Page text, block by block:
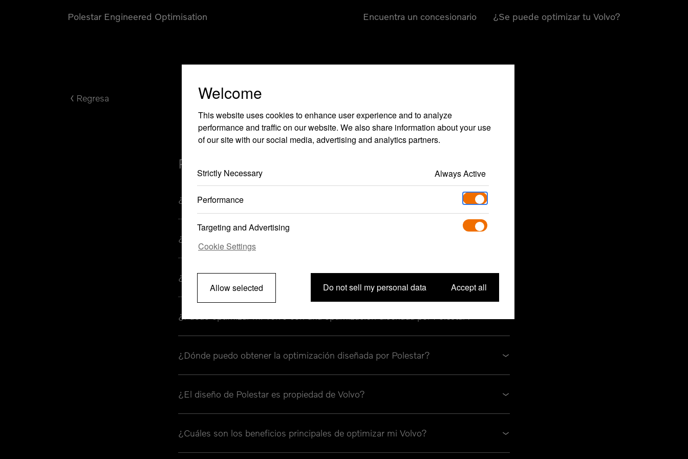
Polestar Engineered Optimisation Encuentra un concesionario ¿Se puede optimizar tu Volvo?
Regresa
Preguntas frecuentes
¿Qué es el diseño Polestar?
¿Qué son las optimizaciones diseñadas por Polestar?
¿Cuánto cuesta una optimización diseñada por Polestar?
¿Puedo optimizar mi Volvo con una optimización diseñada por Polestar?
¿Dónde puedo obtener la optimización diseñada por Polestar?
¿El diseño de Polestar es propiedad de Volvo?
¿Cuáles son los beneficios principales de optimizar mi Volvo?
Welcome
This website uses cookies to enhance user experience and to analyze
performance and traffic on our website. We also share information about your use
of our site with our social media, advertising and analytics partners.
Strictly Necessary Always Active
Performance
Targeting and Advertising
Cookie Settings
Allow selected Do not sell my personal data Accept all